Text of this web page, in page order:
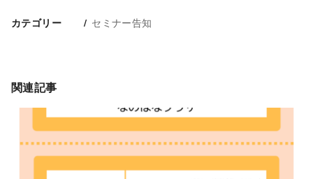
カテゴリー セミナー告知
関連記事